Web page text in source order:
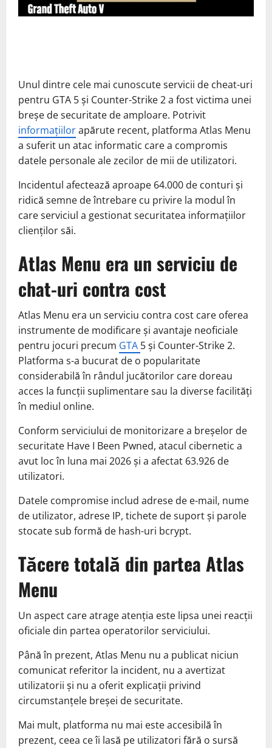
Unul dintre cele mai cunoscute servicii de cheat-uri
pentru GTA 5 și Counter-Strike 2 a fost victima unei
breșe de securitate de amploare. Potrivit
informațiilorapărute recent, platforma Atlas Menu
a suferit un atac informatic care a compromis
datele personale ale zecilor de mii de utilizatori.
Incidentul afectează aproape 64.000 de conturi și
ridică semne de întrebare cu privire la modul în
care serviciul a gestionat securitatea informațiilor
clienților săi.
Atlas Menu era un serviciu de
chat-uri contra cost
Atlas Menu era un serviciu contra cost care oferea
instrumente de modificare și avantaje neoficiale
pentru jocuri precum GTA 5 și Counter-Strike 2.
Platforma s-a bucurat de o popularitate
considerabilă în rândul jucătorilor care doreau
acces la funcții suplimentare sau la diverse facilități
în mediul online.
Conform serviciului de monitorizare a breșelor de
securitate Have I Been Pwned, atacul cibernetic a
avut loc în luna mai 2026 și a afectat 63.926 de
utilizatori.
Datele compromise includ adrese de e-mail, nume
de utilizator, adrese IP, tichete de suport și parole
stocate sub formă de hash-uri bcrypt.
Tăcere totală din partea Atlas
Menu
Un aspect care atrage atenția este lipsa unei reacții
oficiale din partea operatorilor serviciului.
Până în prezent, Atlas Menu nu a publicat niciun
comunicat referitor la incident, nu a avertizat
utilizatorii și nu a oferit explicații privind
circumstanțele breșei de securitate.
Mai mult, platforma nu mai este accesibilă în
prezent, ceea ce îi lasă pe utilizatori fără o sursă